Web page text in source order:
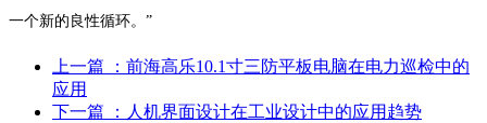
一个新的良性循环。”
上一篇
：前海高乐10.1寸三防平板电脑在电力巡检中的
应用
下一篇
：人机界面设计在工业设计中的应用趋势